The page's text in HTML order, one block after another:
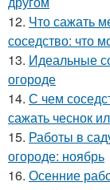
12. Что сажать
соседство: что
13. Идеальные
огороде
14. С чем
сажать чеснок
15. Работы в
огороде: ноябрь
16. Осенние